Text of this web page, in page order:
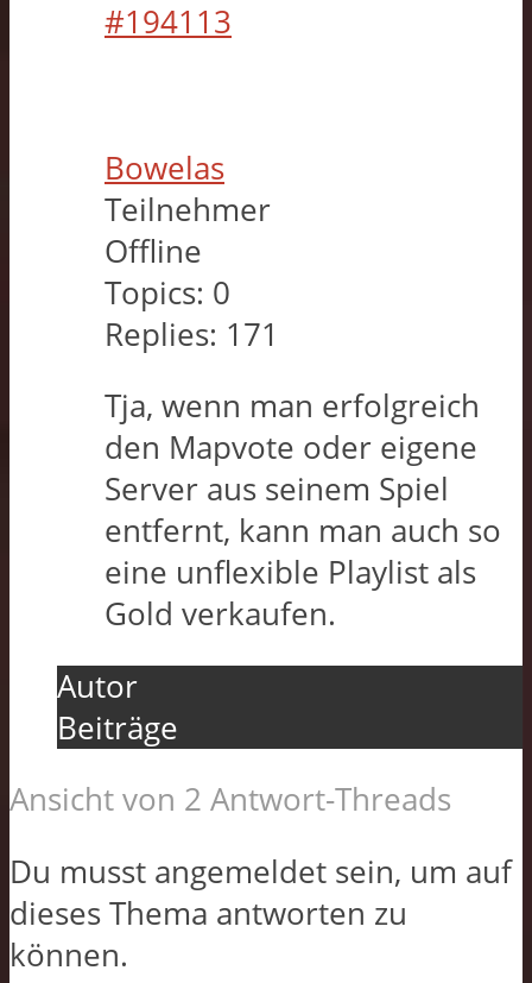
#194113
Bowelas
Teilnehmer
Offline
Topics: 0
Replies: 171
Tja, wenn man erfolgreich
den Mapvote oder eigene
Server aus seinem Spiel
entfernt, kann man auch so
eine unflexible Playlist als
Gold verkaufen.
Autor
Beiträge
Ansicht von 2 Antwort-Threads
Du musst angemeldet sein, um auf
dieses Thema antworten zu
können.